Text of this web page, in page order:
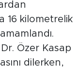
16 kilometrelik
Özer Kasap
dilerken,